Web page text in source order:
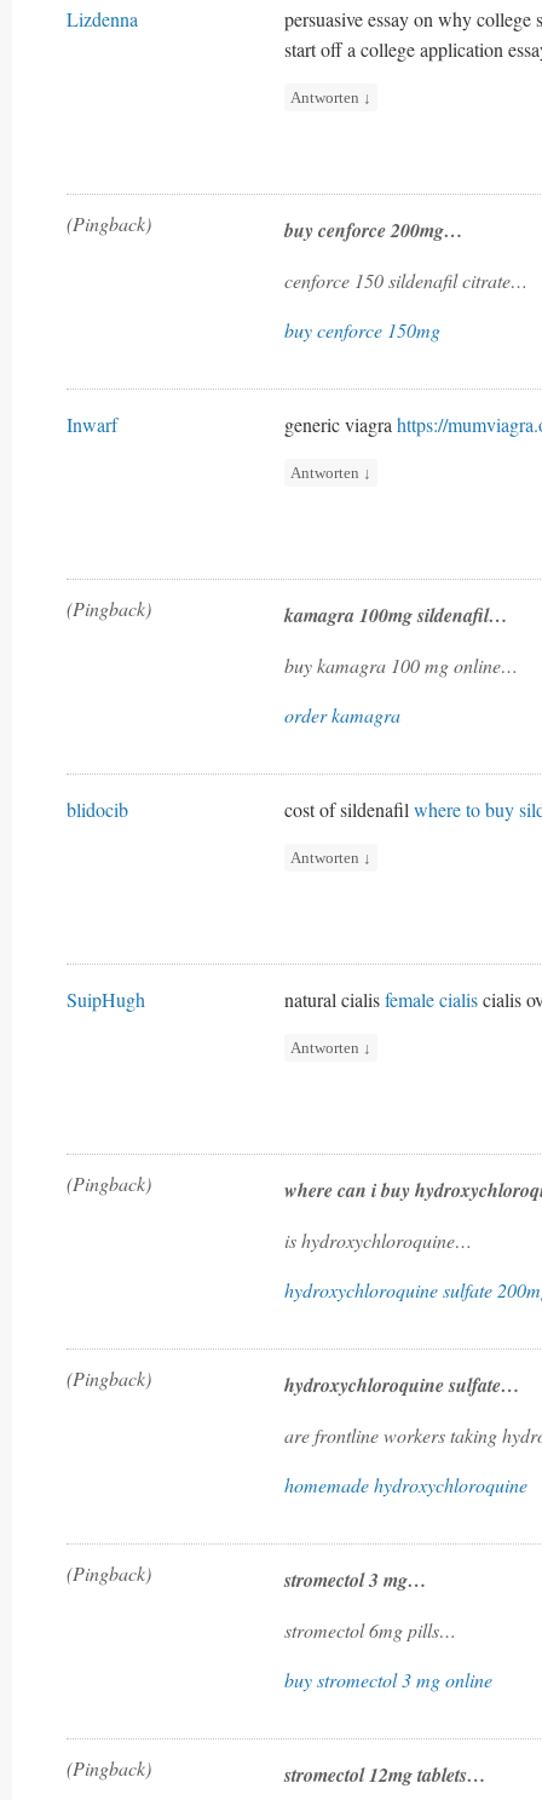
Lizdenna
persuasive essay on why college
start off a college application
Antworten ↓
(Pingback) buy cenforce 200mg…
cenforce 150 sildenafil citrate…
buy cenforce 150mg
Inwarf generic viagrahttps://
Antworten ↓
(Pingback) kamagra 100mg sildenafil…
buy kamagra 100 mg online…
order kamagra
blidocib cost of sildenafilwhere to buy
Antworten ↓
SuipHugh natural cialisfemale cialiscialis
Antworten ↓
(Pingback) where can i buy
is hydroxychloroquine…
hydroxychloroquine sulfate
(Pingback) hydroxychloroquine sulfate…
are frontline workers taking
homemade hydroxychloroquine
(Pingback) stromectol 3 mg…
stromectol 6mg pills…
buy stromectol 3 mg online
(Pingback) stromectol 12mg tablets…